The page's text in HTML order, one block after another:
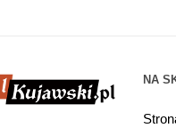
NA